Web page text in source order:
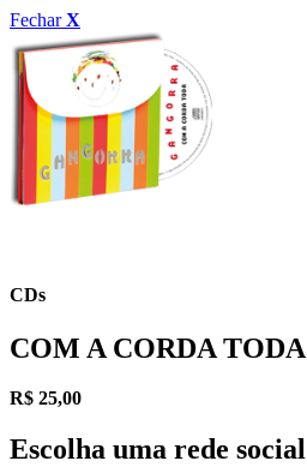
FecharX
CDs
COM A CORDA TODA
R$ 25,00
Escolha uma rede social